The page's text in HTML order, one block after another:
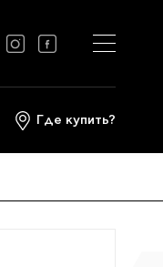
Где купить?